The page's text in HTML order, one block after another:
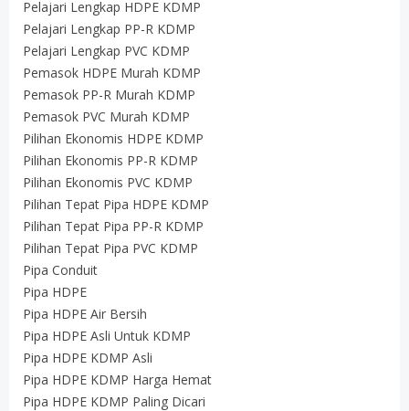
Pelajari Lengkap HDPE KDMP
Pelajari Lengkap PP-R KDMP
Pelajari Lengkap PVC KDMP
Pemasok HDPE Murah KDMP
Pemasok PP-R Murah KDMP
Pemasok PVC Murah KDMP
Pilihan Ekonomis HDPE KDMP
Pilihan Ekonomis PP-R KDMP
Pilihan Ekonomis PVC KDMP
Pilihan Tepat Pipa HDPE KDMP
Pilihan Tepat Pipa PP-R KDMP
Pilihan Tepat Pipa PVC KDMP
Pipa Conduit
Pipa HDPE
Pipa HDPE Air Bersih
Pipa HDPE Asli Untuk KDMP
Pipa HDPE KDMP Asli
Pipa HDPE KDMP Harga Hemat
Pipa HDPE KDMP Paling Dicari